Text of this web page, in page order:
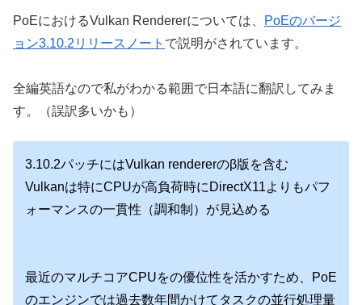
PoEにおけるVulkan Rendererについては、
PoEのバージ
ョン3.10.2リリースノート で説明がされています。
全編英語なので私がわかる範囲で日本語に翻訳してみま
す。（誤訳多いかも）
3.10.2パッチにはVulkan rendererのβ版を含む
Vulkanは特にCPUが高負荷時にDirectX11よりもパフ
ォーマンスの一貫性（調和制）が見込める
最近のマルチコアCPUをの優位性を活かすため、PoE
のエンジンでは過去数年間かけてタスクの並行処理量